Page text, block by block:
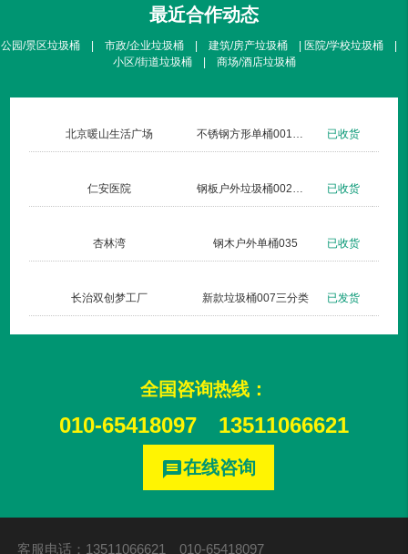
最近合作动态
公园/景区垃圾桶 | 市政/企业垃圾桶 | 建筑/房产垃圾桶 | 医院/学校垃圾桶 |
小区/街道垃圾桶 | 商场/酒店垃圾桶
北京暖山生活广场 不锈钢方形单桶001定制款 已收货
仁安医院 钢板户外垃圾桶002玫瑰金 已收货
杏林湾 钢木户外单桶035 已收货
长治双创梦工厂 新款垃圾桶007三分类 已发货
全国咨询热线：
010-65418097 13511066621
message在线咨询
客服电话：13511066621 010-65418097